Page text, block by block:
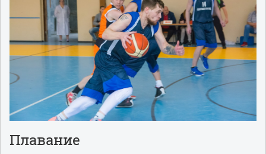
Плавание